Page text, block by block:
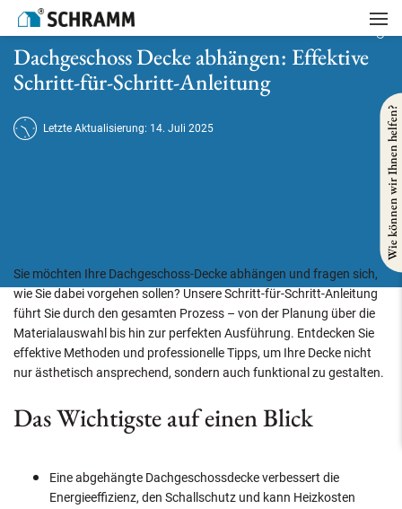
Startseite
Dachgeschoss Decke abhängen: Effektive Schritt-für-Schritt-Anleitung
Dachgeschoss Decke abhängen: Effektive
Schritt-für-Schritt-Anleitung
Letzte Aktualisierung: 14. Juli 2025
Sie möchten Ihre Dachgeschoss-Decke abhängen und fragen sich,
wie Sie dabei vorgehen sollen? Unsere Schritt-für-Schritt-Anleitung
führt Sie durch den gesamten Prozess – von der Planung über die
Materialauswahl bis hin zur perfekten Ausführung. Entdecken Sie
effektive Methoden und professionelle Tipps, um Ihre Decke nicht
nur ästhetisch ansprechend, sondern auch funktional zu gestalten.
Das Wichtigste auf einen Blick
Eine abgehängte Dachgeschossdecke verbessert die
Energieeffizienz, den Schallschutz und kann Heizkosten
Wie können wir Ihnen helfen?